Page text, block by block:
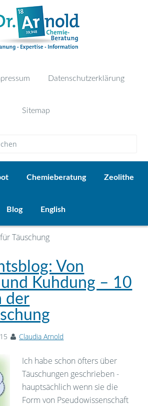
Datenschutzerklärung
Sitemap
Chemieberatung Zeolithe
Blog English
Täuschung
Von
Kuhdung – 10
der
Claudia Arnold
Ich habe schon öfters über
Täuschungen geschrieben -
hauptsächlich wenn sie die
Form von Pseudowissenschaft